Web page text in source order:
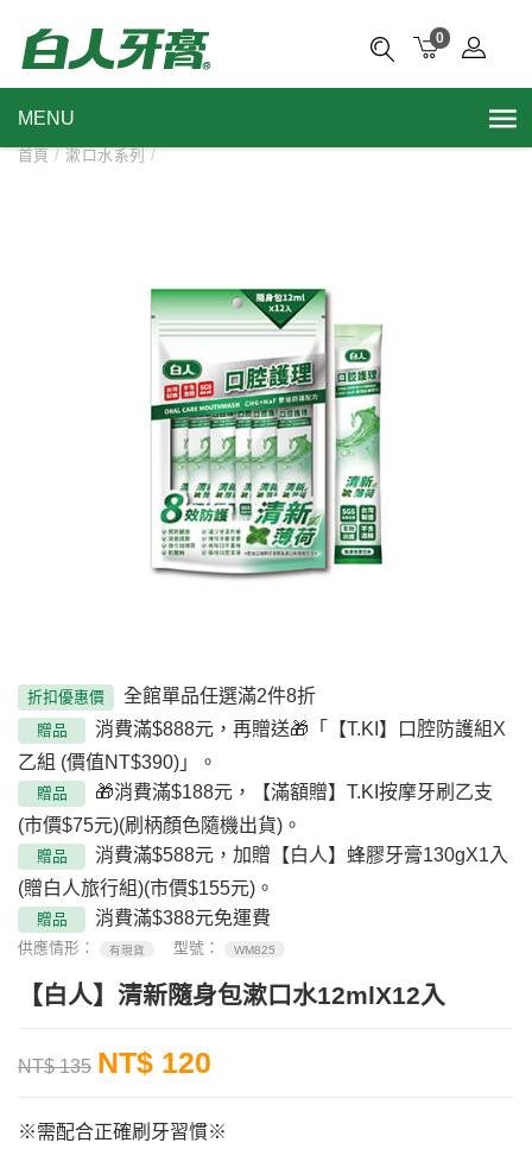
0
MENU
首頁/ 漱口水系列 /
折扣優惠價 全館單品任選滿2件8折
贈品
消費滿$888元，再贈送🎁「【T.KI】口腔防護組X
乙組 (價值NT$390)」。
贈品
🎁消費滿$188元，【滿額贈】T.KI按摩牙刷乙支
(市價$75元)(刷柄顏色隨機出貨)。
贈品
消費滿$588元，加贈【白人】蜂膠牙膏130gX1入
(贈白人旅行組)(市價$155元)。
贈品 消費滿$388元免運費
供應情形： 有現貨 型號： WM825
【白人】清新隨身包漱口水12mlX12入
NT$ 135 NT$ 120
※需配合正確刷牙習慣※